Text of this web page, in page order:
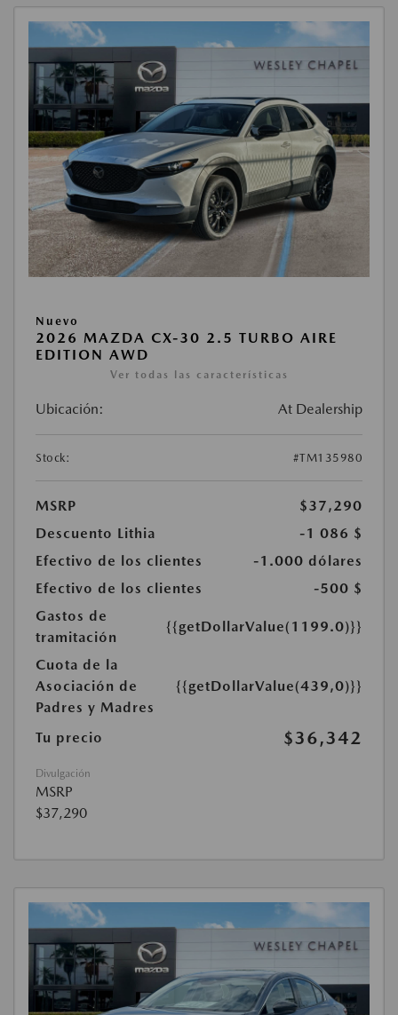
Nuevo
2026 MAZDA CX-30 2.5 TURBO AIRE
EDITION AWD
Ver todas las características
Ubicación: At Dealership
Stock: #TM135980
MSRP
$37,290
Descuento Lithia
-1 086 $
Efectivo de los clientes
-1.000 dólares
Efectivo de los clientes
-500 $
Gastos de
tramitación
{{getDollarValue(1199.0)}}
Cuota de la
Asociación de
Padres y Madres
{{getDollarValue(439,0)}}
Tu precio $36,342
Divulgación
MSRP
$37,290